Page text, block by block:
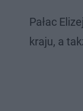
Pałac
kraju, a